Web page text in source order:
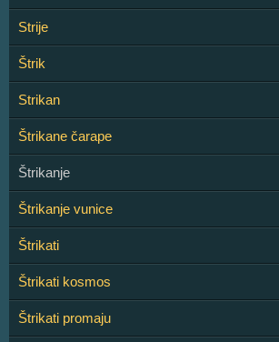
Strije
Štrik
Strikan
Štrikane čarape
Štrikanje
Štrikanje vunice
Štrikati
Štrikati kosmos
Štrikati promaju